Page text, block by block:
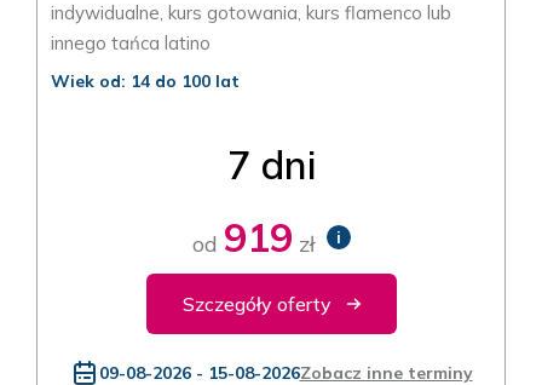
indywidualne, kurs gotowania, kurs flamenco lub
innego tańca latino
Wiek od: 14 do 100 lat
7 dni
od 919 zł i
Szczegóły oferty
09-08-2026 - 15-08-2026Zobacz inne terminy